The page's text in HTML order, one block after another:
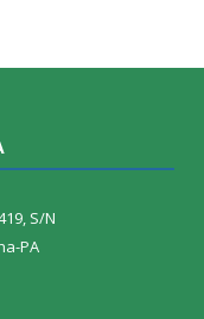
S/N
PA